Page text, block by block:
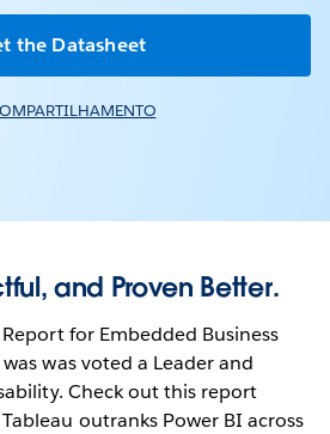
the Datasheet
and Proven Better.
for Embedded Business
was voted a Leader and
Check out this report
outranks Power BI across